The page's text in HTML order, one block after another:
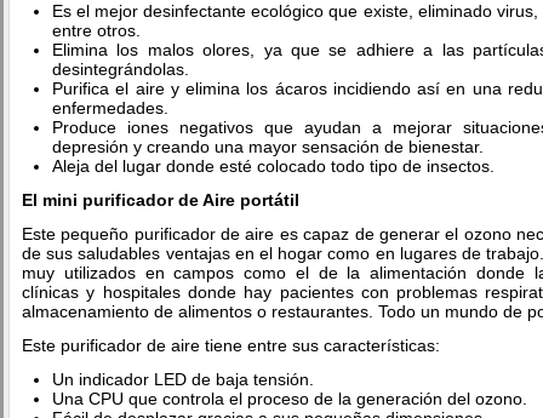
Es el mejor desinfectante ecológico que existe, eliminado
entre otros.
Elimina los malos olores, ya que se adhiere a las
desintegrándolas.
Purifica el aire y elimina los ácaros incidiendo así en una
enfermedades.
Produce iones negativos que ayudan a mejorar
depresión y creando una mayor sensación de bienestar.
Aleja del lugar donde esté colocado todo tipo de insectos.
El mini purificador de Aire portátil
Este pequeño purificador de aire es capaz de generar el ozono
de sus saludables ventajas en el hogar como en lugares de
muy utilizados en campos como el de la alimentación donde
clínicas y hospitales donde hay pacientes con problemas
almacenamiento de alimentos o restaurantes. Todo un mundo de
Este purificador de aire tiene entre sus características:
Un indicador LED de baja tensión.
Una CPU que controla el proceso de la generación del ozono.